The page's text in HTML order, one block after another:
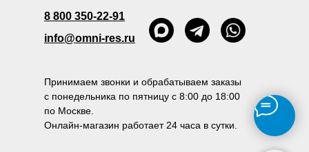
Принимаем звонки и обрабатываем заказы
с понедельника по пятницу с 8:00 до 18:00
по Москве.
Онлайн-магазин работает 24 часа в сутки.
8 800 350-22-91
info@omni-res.ru